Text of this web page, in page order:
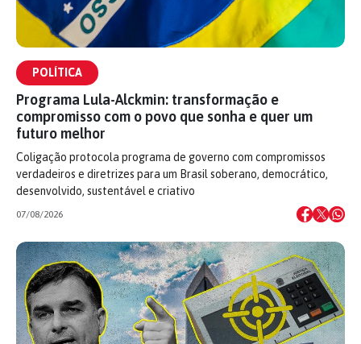
POLÍTICA
Programa Lula-Alckmin: transformação e
compromisso com o povo que sonha e quer um
futuro melhor
Coligação protocola programa de governo com compromissos
verdadeiros e diretrizes para um Brasil soberano, democrático,
desenvolvido, sustentável e criativo
07/08/2026